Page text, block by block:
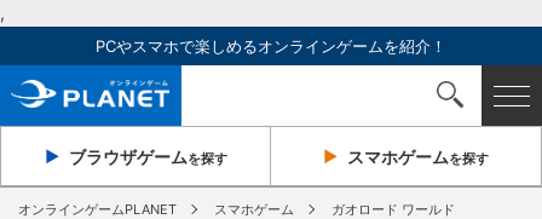
,
PCやスマホで楽しめるオンラインゲームを紹介！
ブラウザゲームを探す スマホゲームを探す
オンラインゲームPLANET スマホゲーム ガオロード ワールド